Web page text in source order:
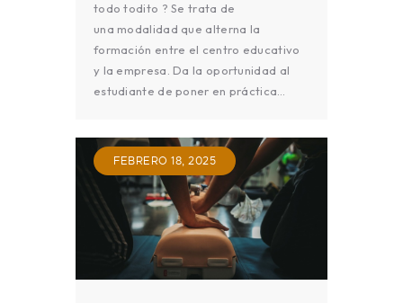
todo todito ? Se trata de
una modalidad que alterna la
formación entre el centro educativo
y la empresa. Da la oportunidad al
estudiante de poner en práctica…
FEBRERO 18, 2025